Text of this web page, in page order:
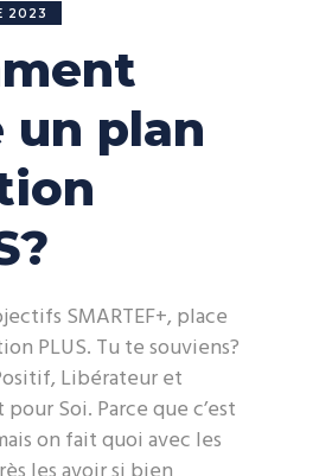
2023
un plan
SMARTEF+, place
PLUS. Tu te souviens?
Libérateur et
Soi. Parce que c’est
on fait quoi avec les